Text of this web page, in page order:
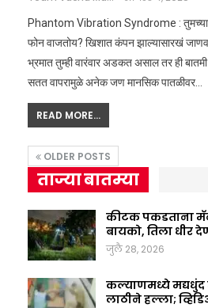
Phantom Vibration Syndrome :
फोन वाजतोय? खिशात कंपन झाल्यासारखं
भ्रमात तुम्ही वारंवार अडकत असाल तर ही
सतत वापरामुळे अनेक जण मानसिक पातळीवर…
READ MORE...
OLDER POSTS
ताज्या बातम्या
कीटक पकडताना
बायको, तिला धीर
जुलै 28, 2026
कल्याणमध्ये मद्यधुंद
लाठीने हल्ला;